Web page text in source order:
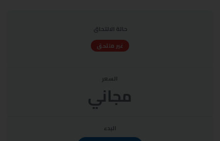
حالة الالتحاق
غير ملتحق
السعر
مجاني
البدء